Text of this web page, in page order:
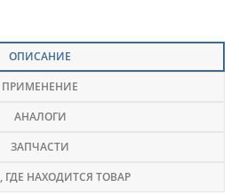
ОПИСАНИЕ
ПРИМЕНЕНИЕ
АНАЛОГИ
ЗАПЧАСТИ
, ГДЕ НАХОДИТСЯ ТОВАР